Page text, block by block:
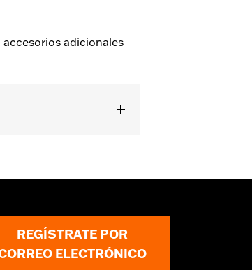
adicionales
REGÍSTRATE POR
ELECTRÓNICO